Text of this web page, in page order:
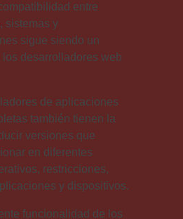
entre
sistemas y
sigue siendo un
los desarrolladores web
de aplicaciones
también tienen la
versiones que
en diferentes
restricciones,
y dispositivos.
funcionalidad de los